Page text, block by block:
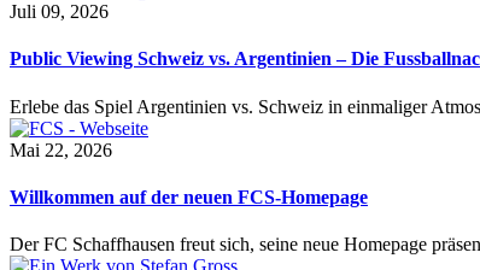
Juli 09, 2026
Public Viewing Schweiz vs. Argentinien – Die
Erlebe das Spiel Argentinien vs. Schweiz in einmaliger
Mai 22, 2026
Willkommen auf der neuen FCS-Homepage
Der FC Schaffhausen freut sich, seine neue Homepage